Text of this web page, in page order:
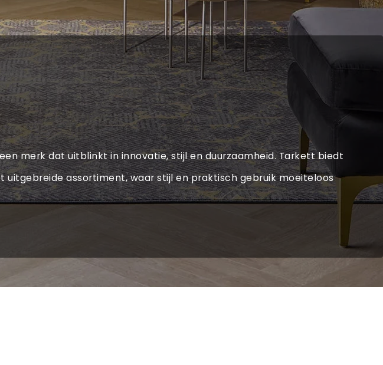
merk dat uitblinkt in innovatie, stijl en duurzaamheid. Tarkett biedt
uitgebreide assortiment, waar stijl en praktisch gebruik moeiteloos